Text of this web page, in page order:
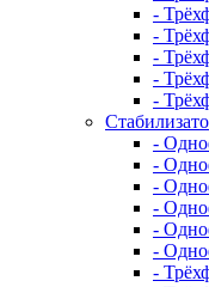
-
-
-
-
-
-
-
-
-
-
-
-